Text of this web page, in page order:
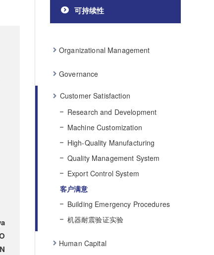
可持续性
Organizational Management
Governance
Customer Satisfaction
Research and Development
Machine Customization
High-Quality Manufacturing
Quality Management System
Export Control System
客户满意
Building Emergency Procedures
机器耐震验证实验
Human Capital